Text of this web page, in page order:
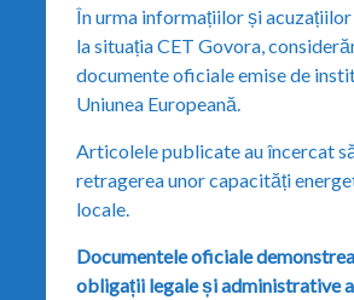
În urma informațiilor și
la situația CET Govora,
documente oficiale emise de
Uniunea Europeană.
Articolele publicate au încercat
retragerea unor capacități
locale.
Documentele oficiale
obligații legale și administrative